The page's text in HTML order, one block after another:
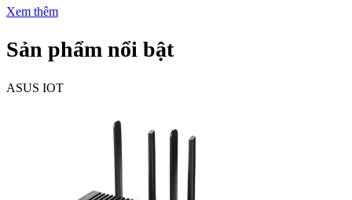
Xem thêm
Sản phẩm nổi bật
ASUS IOT